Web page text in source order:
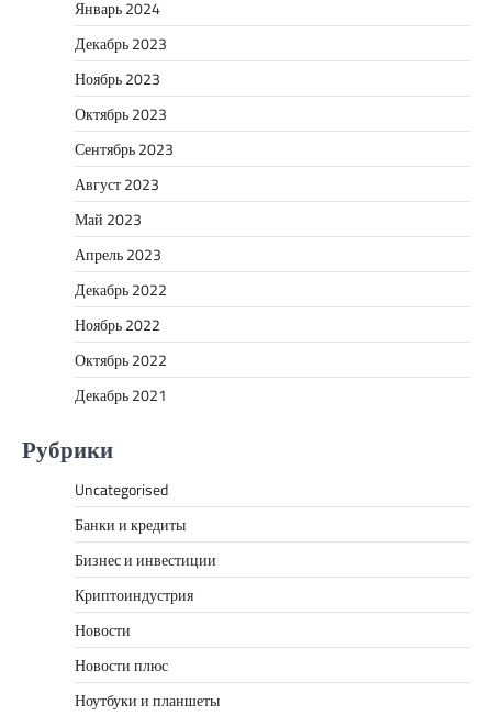
Январь 2024
Декабрь 2023
Ноябрь 2023
Октябрь 2023
Сентябрь 2023
Август 2023
Май 2023
Апрель 2023
Декабрь 2022
Ноябрь 2022
Октябрь 2022
Декабрь 2021
Рубрики
Uncategorised
Банки и кредиты
Бизнес и инвестиции
Криптоиндустрия
Новости
Новости плюс
Ноутбуки и планшеты